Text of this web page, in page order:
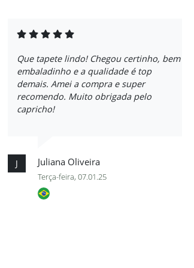
Que tapete lindo! Chegou certinho, bem
embaladinho e a qualidade é top
demais. Amei a compra e super
recomendo. Muito obrigada pelo
capricho!
J Juliana Oliveira
Terça-feira, 07.01.25